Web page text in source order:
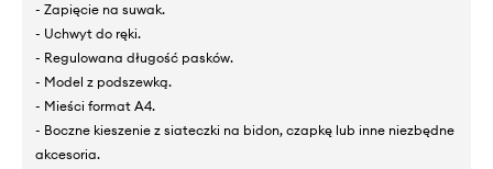
- Zapięcie na suwak.
- Uchwyt do ręki.
- Regulowana długość pasków.
- Model z podszewką.
- Mieści format A4.
- Boczne kieszenie z siateczki na bidon, czapkę lub inne niezbędne
akcesoria.